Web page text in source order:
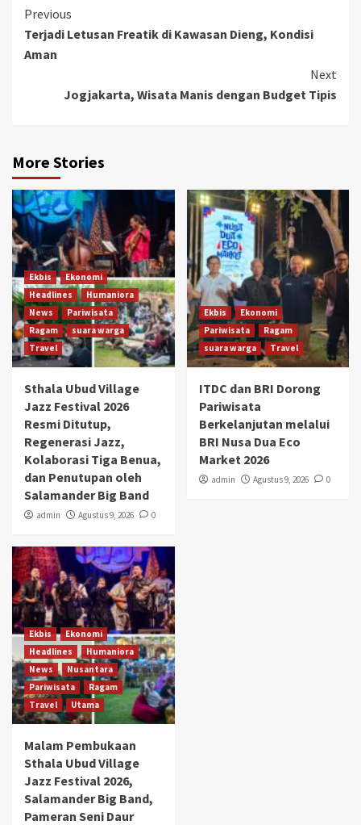
Continue
Reading
Previous
Terjadi Letusan Freatik di Kawasan Dieng, Kondisi
Aman
Next
Jogjakarta, Wisata Manis dengan Budget Tipis
More Stories
Ekbis
Ekonomi
Headlines
Humaniora
News
Pariwisata
Ragam
suara warga
Travel
Sthala Ubud Village
Jazz Festival 2026
Resmi Ditutup,
Regenerasi Jazz,
Kolaborasi Tiga Benua,
dan Penutupan oleh
Salamander Big Band
admin Agustus 9, 2026 0
Ekbis
Ekonomi
Pariwisata
Ragam
suara warga
Travel
ITDC dan BRI Dorong
Pariwisata
Berkelanjutan melalui
BRI Nusa Dua Eco
Market 2026
admin Agustus 9, 2026 0
Ekbis
Ekonomi
Headlines
Humaniora
News
Nusantara
Pariwisata
Ragam
Travel
Utama
Malam Pembukaan
Sthala Ubud Village
Jazz Festival 2026,
Salamander Big Band,
Pameran Seni Daur